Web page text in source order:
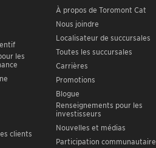
les
clients
À propos de Toromont Cat
Nous joindre
Localisateur de succursales
Toutes les succursales
Carrières
Promotions
Blogue
Renseignements pour les
investisseurs
Nouvelles et médias
Participation communautaire